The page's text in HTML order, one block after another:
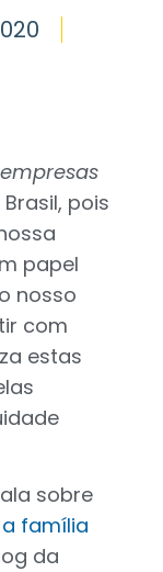
empresas
Brasil, pois
papel
nosso
com
estas
sobre
família
da